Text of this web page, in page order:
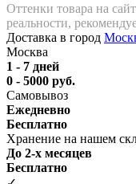
Оттенки товара на
реальности,
Доставка в город
Москва
1 - 7 дней
0 - 5000 руб.
Самовывоз
Ежедневно
Бесплатно
Хранение на нашем
До 2-х месяцев
Бесплатно